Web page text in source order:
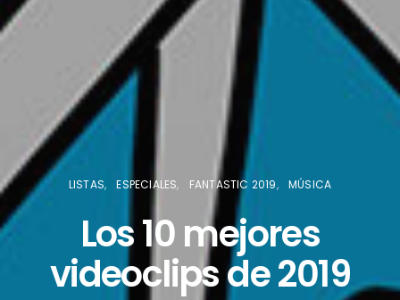
LISTAS ESPECIALES FANTASTIC 2019 MÚSICA
Los 10 mejores
videoclips de 2019